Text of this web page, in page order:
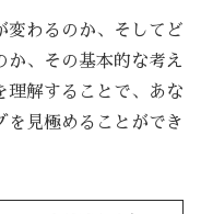
変わるのか、そしてど
か、その基本的な考え
理解することで、あな
を見極めることができ